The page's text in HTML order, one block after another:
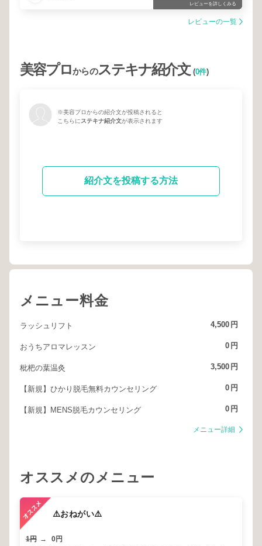
レビューを詳しくみる
レビューの一覧
美容プロからのステキナ紹介文(0件)
※美容プロからの紹介文が投稿されると
こちらにステキナ紹介文が表示されます
紹介文を投稿する方法
メニュー料金
ラッシュリフト 4,500 円
おうちアロマレッスン 0 円
枇杷の葉温灸 3,500 円
【新規】ひかり脱毛無料カウンセリング 0 円
【新規】MENS脱毛カウンセリング 0 円
メニュー詳細
オススメのメニュー
⚠️おねがい⚠️
1円 → 0円